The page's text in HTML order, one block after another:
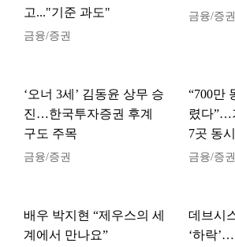
고..."기준 과도"
금융/증권
금융/증권
‘오너 3세’ 김동윤 상무 승
진…한국투자증권 후계
구도 주목
금융/증권
“700만
렸다”…
7곳 동
금융/증권
배우 박지현 “제우스의 세
계에서 만나요”
데브시
‘하락